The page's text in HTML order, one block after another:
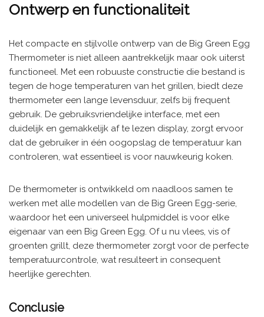
Ontwerp en functionaliteit
Het compacte en stijlvolle ontwerp van de Big Green Egg
Thermometer is niet alleen aantrekkelijk maar ook uiterst
functioneel. Met een robuuste constructie die bestand is
tegen de hoge temperaturen van het grillen, biedt deze
thermometer een lange levensduur, zelfs bij frequent
gebruik. De gebruiksvriendelijke interface, met een
duidelijk en gemakkelijk af te lezen display, zorgt ervoor
dat de gebruiker in één oogopslag de temperatuur kan
controleren, wat essentieel is voor nauwkeurig koken.
De thermometer is ontwikkeld om naadloos samen te
werken met alle modellen van de Big Green Egg-serie,
waardoor het een universeel hulpmiddel is voor elke
eigenaar van een Big Green Egg. Of u nu vlees, vis of
groenten grillt, deze thermometer zorgt voor de perfecte
temperatuurcontrole, wat resulteert in consequent
heerlijke gerechten.
Conclusie